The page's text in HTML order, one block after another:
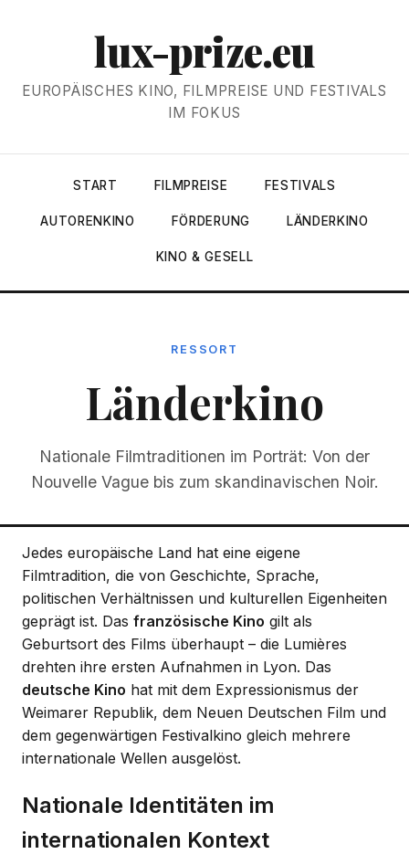
lux-prize.eu
EUROPÄISCHES KINO, FILMPREISE UND FESTIVALS
IM FOKUS
START FILMPREISE FESTIVALS
AUTORENKINO FÖRDERUNG LÄNDERKINO
KINO & GESELL
RESSORT
Länderkino
Nationale Filmtraditionen im Porträt: Von der
Nouvelle Vague bis zum skandinavischen Noir.
Jedes europäische Land hat eine eigene
Filmtradition, die von Geschichte, Sprache,
politischen Verhältnissen und kulturellen Eigenheiten
geprägt ist. Das französische Kino gilt als
Geburtsort des Films überhaupt – die Lumières
drehten ihre ersten Aufnahmen in Lyon. Das
deutsche Kino hat mit dem Expressionismus der
Weimarer Republik, dem Neuen Deutschen Film und
dem gegenwärtigen Festivalkino gleich mehrere
internationale Wellen ausgelöst.
Nationale Identitäten im
internationalen Kontext